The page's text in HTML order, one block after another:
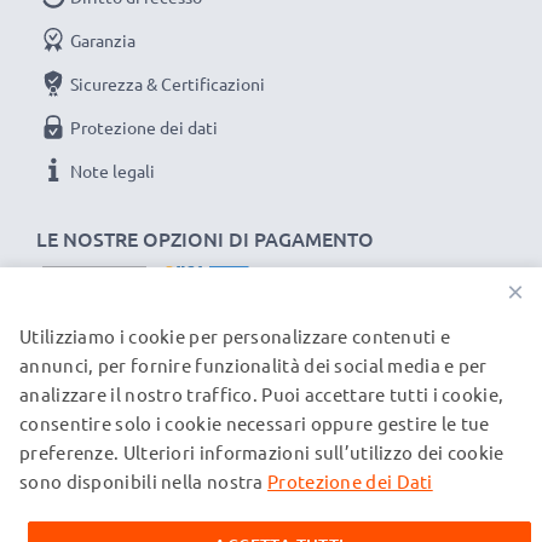
LE NOSTRE OPZIONI DI PAGAMENTO
Garanzia
Sicurezza & Certificazioni
Protezione dei dati
Note legali
I NOSTRI PARTNER DI SPEDIZIONE
© subtel.ch 2026
Tutti i prezzi sono comprensivi di IVA e al netto dei costi di
spedizione. Si prega di notare che tutti i marchi citati sono
menzionati sulle nostre pagine web esclusivamente per
×
Utilizziamo i cookie per personalizzare contenuti e
annunci, per fornire funzionalità dei social media e per
analizzare il nostro traffico. Puoi accettare tutti i cookie,
consentire solo i cookie necessari oppure gestire le tue
preferenze. Ulteriori informazioni sull’utilizzo dei cookie
sono disponibili nella nostra Protezione dei Dati